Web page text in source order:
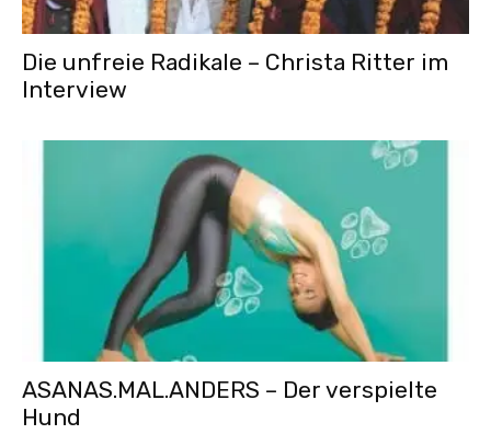
Die unfreie Radikale – Christa Ritter im
Interview
ASANAS.MAL.ANDERS – Der verspielte
Hund